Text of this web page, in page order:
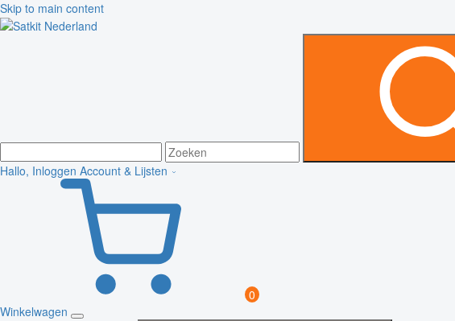
Skip to main content
Hallo, Inloggen Account & Lijsten
0
Winkelwagen